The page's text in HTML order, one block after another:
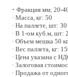
· Фракция мм; 20-
· Масса, кг: 50
· На паллете, шт: 30
· В 1-ом куб.м, шт:
· Объем мешка 50
· Вес паллета, кг:
· Цена указана с
· Залоговая
· Продажа от